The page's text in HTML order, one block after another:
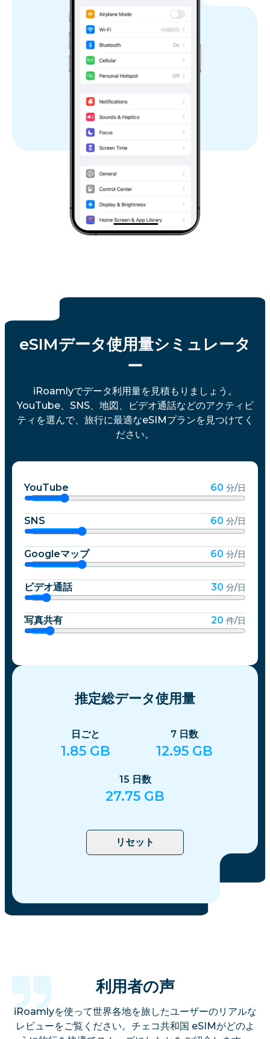
eSIMデータ使用量シミュレータ
ー
iRoamlyでデータ利用量を見積もりましょう。
YouTube、SNS、地図、ビデオ通話などのアクティビ
ティを選んで、旅行に最適なeSIMプランを見つけてく
ださい。
YouTube 60 分/日
SNS 60 分/日
Googleマップ 60 分/日
ビデオ通話 30 分/日
写真共有 20 件/日
推定総データ使用量
日ごと
1.85 GB
7 日数
12.95 GB
15 日数
27.75 GB
リセット
利用者の声
iRoamlyを使って世界各地を旅したユーザーのリアルな
レビューをご覧ください。チェコ共和国 eSIMがどのよ